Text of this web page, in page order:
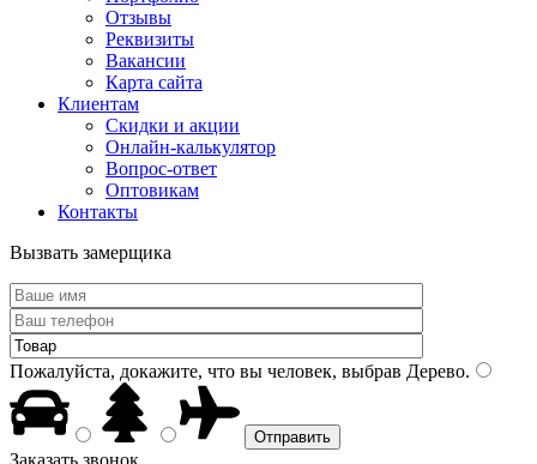
Отзывы
Реквизиты
Вакансии
Карта сайта
Клиентам
Скидки и акции
Онлайн-калькулятор
Вопрос-ответ
Оптовикам
Контакты
Вызвать замерщика
Пожалуйста, докажите, что вы человек, выбрав Дерево.
Заказать звонок